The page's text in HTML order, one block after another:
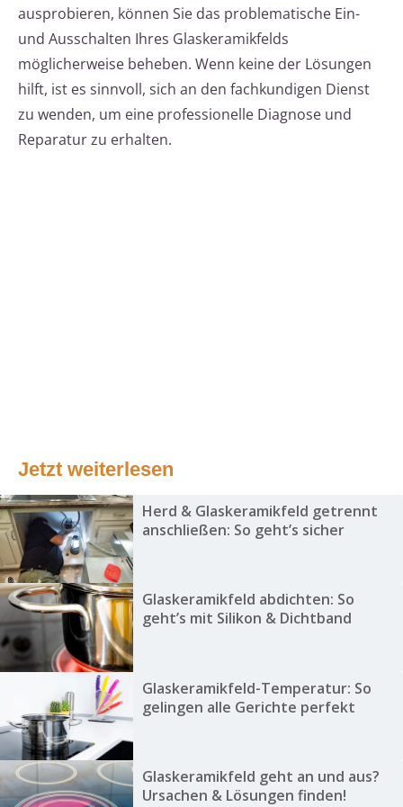
ausprobieren, können Sie das problematische Ein-
und Ausschalten Ihres Glaskeramikfelds
möglicherweise beheben. Wenn keine der Lösungen
hilft, ist es sinnvoll, sich an den fachkundigen Dienst
zu wenden, um eine professionelle Diagnose und
Reparatur zu erhalten.
Jetzt weiterlesen
Herd & Glaskeramikfeld getrennt
anschließen: So geht’s sicher
Glaskeramikfeld abdichten: So
geht’s mit Silikon & Dichtband
Glaskeramikfeld-Temperatur: So
gelingen alle Gerichte perfekt
Glaskeramikfeld geht an und aus?
Ursachen & Lösungen finden!